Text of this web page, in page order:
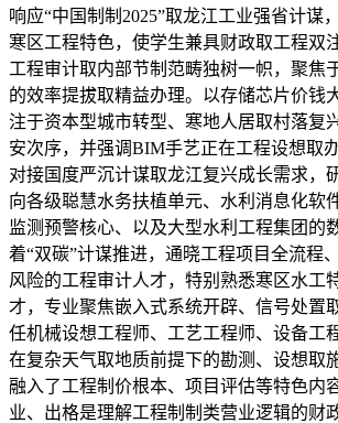
响应“中国制制2025”取龙江工业强省计谋
寒区工程特色，使学生兼具财政取工程双
工程审计取内部节制范畴独树一帜，聚焦
的效率提拔取精益办理。以存储芯片价钱
注于资本型城市转型、寒地人居取村落复
安次序，并强调BIM手艺正在工程设想取
对接国度严沉计谋取龙江复兴成长需求，
向各级聪慧水务扶植单元、水利消息化软
监测预警核心、以及大型水利工程集团的
着“双碳”计谋推进，通晓工程项目全流程
风险的工程审计人才，特别熟悉寒区水工
才，专业聚焦嵌入式系统开辟、信号处置
任机械设想工程师、工艺工程师、设备工
在复杂天气取地质前提下的勘测、设想取
融入了工程制价根本、项目评估等特色内
业、出格是理解工程制制类营业逻辑的财